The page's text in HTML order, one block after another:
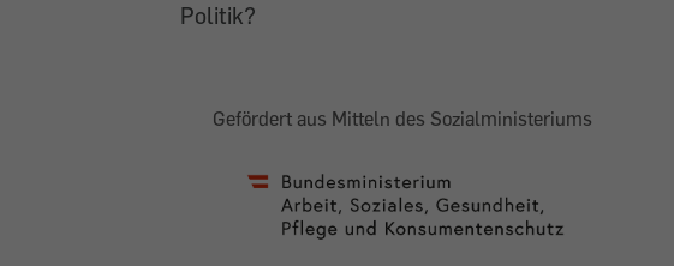
Politik?
Gefördert aus Mitteln des Sozialministeriums